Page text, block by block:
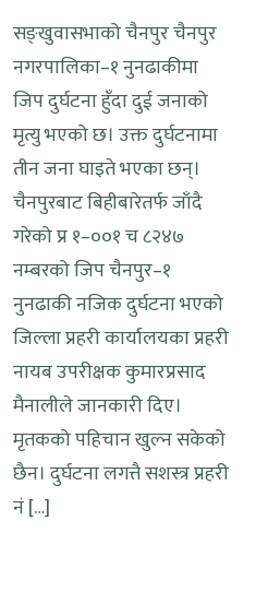
सङ्खुवासभाको चैनपुर चैनपुर
नगरपालिका–१ नुनढाकीमा
जिप दुर्घटना हुँदा दुई जनाको
मृत्यु भएको छ। उक्त दुर्घटनामा
तीन जना घाइते भएका छन्।
चैनपुरबाट बिहीबारेतर्फ जाँदै
गरेको प्र १–००१ च ८२४७
नम्बरको जिप चैनपुर–१
नुनढाकी नजिक दुर्घटना भएको
जिल्ला प्रहरी कार्यालयका प्रहरी
नायब उपरीक्षक कुमारप्रसाद
मैनालीले जानकारी दिए।
मृतकको पहिचान खुल्न सकेको
छैन। दुर्घटना लगत्तै सशस्त्र प्रहरी
नं […]